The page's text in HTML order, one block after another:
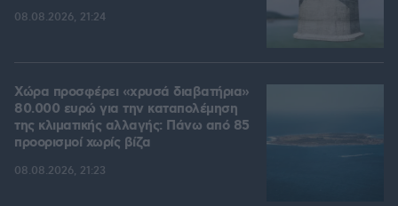
08.08.2026, 21:24
Χώρα προσφέρει «χρυσά διαβατήρια»
80.000 ευρώ για την καταπολέμηση
της κλιματικής αλλαγής: Πάνω από 85
προορισμοί χωρίς βίζα
08.08.2026, 21:23